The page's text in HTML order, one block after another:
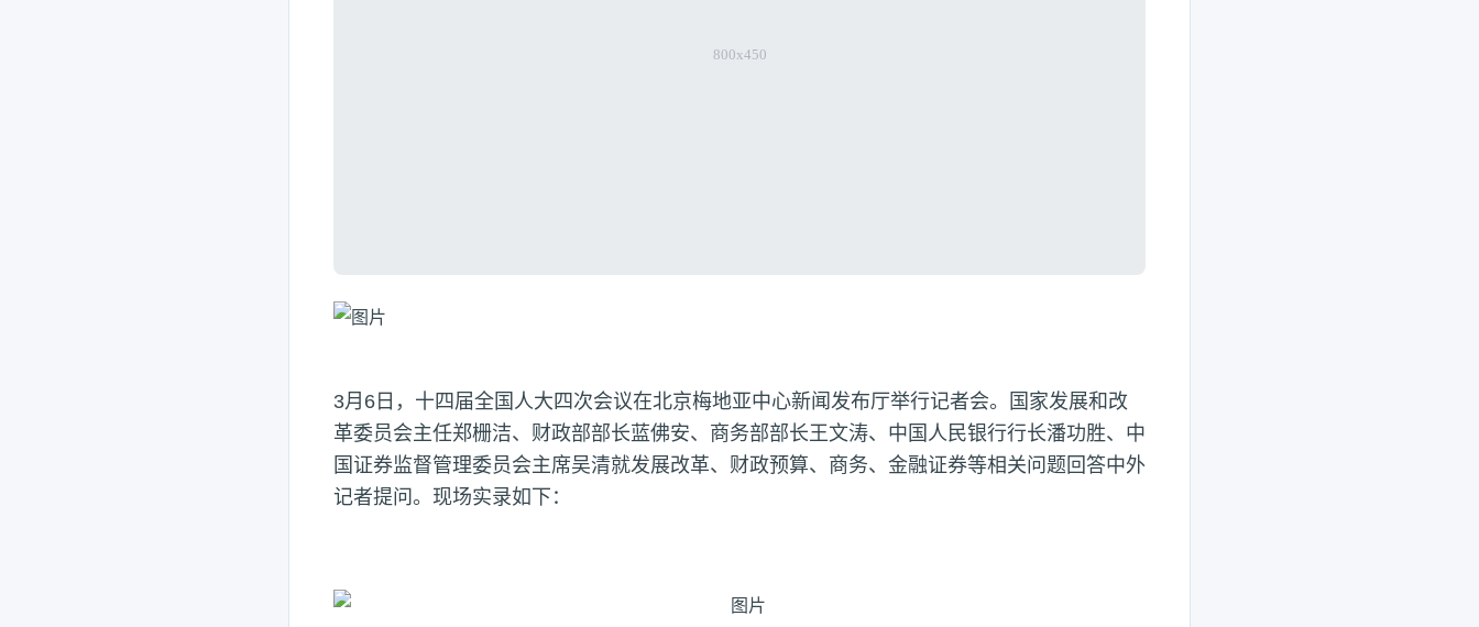
3月6日，十四届全国人大四次会议在北京梅地亚中心新闻发布厅举行记者会。国家发展和改
革委员会主任郑栅洁、财政部部长蓝佛安、商务部部长王文涛、中国人民银行行长潘功胜、中
国证券监督管理委员会主席吴清就发展改革、财政预算、商务、金融证券等相关问题回答中外
记者提问。现场实录如下：